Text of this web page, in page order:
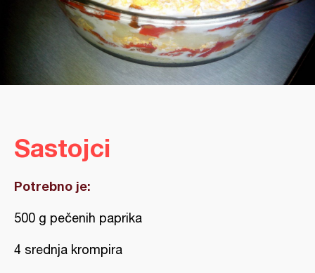
Sastojci
Potrebno je:
500 g pečenih paprika
4 srednja krompira